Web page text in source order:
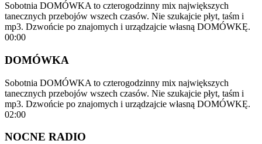
Sobotnia DOMÓWKA to czterogodzinny mix największych
tanecznych przebojów wszech czasów. Nie szukajcie płyt, taśm i
mp3. Dzwońcie po znajomych i urządzajcie własną DOMÓWKĘ.
00:00
DOMÓWKA
Sobotnia DOMÓWKA to czterogodzinny mix największych
tanecznych przebojów wszech czasów. Nie szukajcie płyt, taśm i
mp3. Dzwońcie po znajomych i urządzajcie własną DOMÓWKĘ.
02:00
NOCNE RADIO